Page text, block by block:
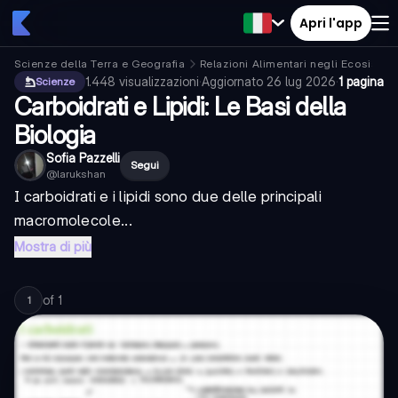
Apri l'app
Scienze della Terra e Geografia
Relazioni Alimentari negli
Scienze
1.448 visualizzazioni·Aggiornato 26 lug 2026·1 pagina
Carboidrati e Lipidi: Le Basi della
Biologia
Sofia Pazzelli
@larukshan
Segui
I carboidrati e i lipidi sono due delle principali
macromolecole...
Mostra di più
1 of 1